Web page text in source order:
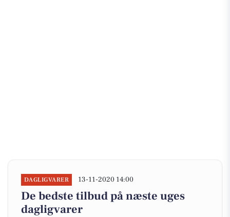
DAGLIGVARER 13-11-2020 14:00
De bedste tilbud på næste uges
dagligvarer